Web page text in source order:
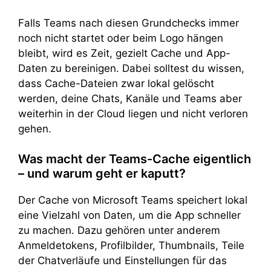
Falls Teams nach diesen Grundchecks immer
noch nicht startet oder beim Logo hängen
bleibt, wird es Zeit, gezielt Cache und App-
Daten zu bereinigen. Dabei solltest du wissen,
dass Cache-Dateien zwar lokal gelöscht
werden, deine Chats, Kanäle und Teams aber
weiterhin in der Cloud liegen und nicht verloren
gehen.
Was macht der Teams-Cache eigentlich
– und warum geht er kaputt?
Der Cache von Microsoft Teams speichert lokal
eine Vielzahl von Daten, um die App schneller
zu machen. Dazu gehören unter anderem
Anmeldetokens, Profilbilder, Thumbnails, Teile
der Chatverläufe und Einstellungen für das